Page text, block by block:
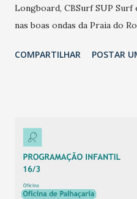
Longboard, CBSurf SUP Surf
nas boas ondas da Praia do
atingir mais de 1 metro na
anos deu um verdadeiro
que disputou no dia,
longboard brasileiro como o
Fase 2 da competição, e o
COMPARTILHAR POSTAR